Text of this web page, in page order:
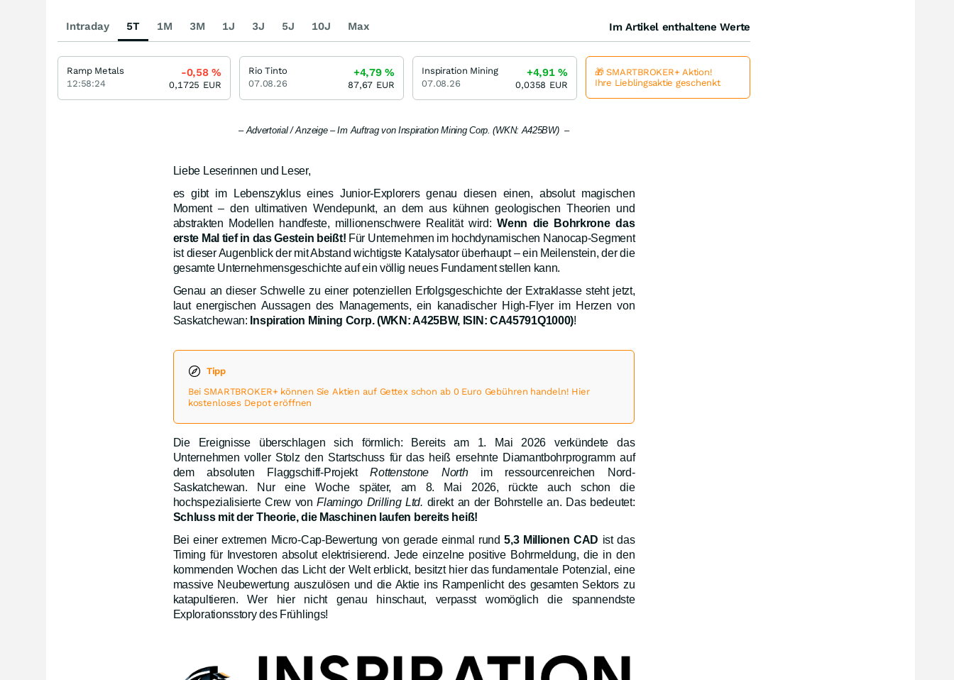
– Advertorial / Anzeige – Im Auftrag von Inspiration Mining Corp. (WKN: A425BW) –
Liebe Leserinnen und Leser,
es gibt im Lebenszyklus eines Junior-Explorers genau diesen einen, absolut magischen
Moment – den ultimativen Wendepunkt, an dem aus kühnen geologischen Theorien und
abstrakten Modellen handfeste, millionenschwere Realität wird:Wenn die Bohrkrone das
erste Mal tief in das Gestein beißt! Für Unternehmen im hochdynamischen Nanocap-Segment
ist dieser Augenblick der mit Abstand wichtigste Katalysator überhaupt – ein Meilenstein, der die
gesamte Unternehmensgeschichte auf ein völlig neues Fundament stellen kann.
Genau an dieser Schwelle zu einer potenziellen Erfolgsgeschichte der Extraklasse steht jetzt,
laut energischen Aussagen des Managements, ein kanadischer High-Flyer im Herzen von
Saskatchewan: Inspiration Mining Corp. (WKN: A425BW, ISIN: CA45791Q1000)!
Tipp
Bei SMARTBROKER+ können Sie Aktien auf Gettex schon ab 0 Euro Gebühren handeln! Hier
kostenloses Depot eröffnen
Die Ereignisse überschlagen sich förmlich: Bereits am 1. Mai 2026 verkündete das
Unternehmen voller Stolz den Startschuss für das heiß ersehnte Diamantbohrprogramm auf
dem absoluten Flaggschiff-ProjektRottenstone Northim ressourcenreichen Nord-
Saskatchewan. Nur eine Woche später, am 8. Mai 2026, rückte auch schon die
hochspezialisierte Crew vonFlamingo Drilling Ltd. direkt an der Bohrstelle an. Das bedeutet:
Schluss mit der Theorie, die Maschinen laufen bereits heiß!
Bei einer extremen Micro-Cap-Bewertung von gerade einmal rund5,3 Millionen CAD ist das
Timing für Investoren absolut elektrisierend. Jede einzelne positive Bohrmeldung, die in den
kommenden Wochen das Licht der Welt erblickt, besitzt hier das fundamentale Potenzial, eine
massive Neubewertung auszulösen und die Aktie ins Rampenlicht des gesamten Sektors zu
katapultieren. Wer hier nicht genau hinschaut, verpasst womöglich die spannendste
Explorationsstory des Frühlings!
Intraday 5T 1M 3M 1J 3J 5J 10J Max Im Artikel enthaltene Werte
Ramp Metals
12:58:24
-0,58%
0,1725 EUR
Rio Tinto
07.08.26
+4,79%
87,67 EUR
Inspiration Mining
07.08.26
+4,91%
0,0358 EUR
🎁 SMARTBROKER+ Aktion!
Ihre Lieblingsaktie geschenkt